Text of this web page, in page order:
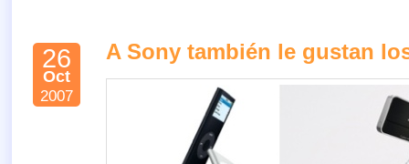
A Sony también le gustan
26
Oct
2007